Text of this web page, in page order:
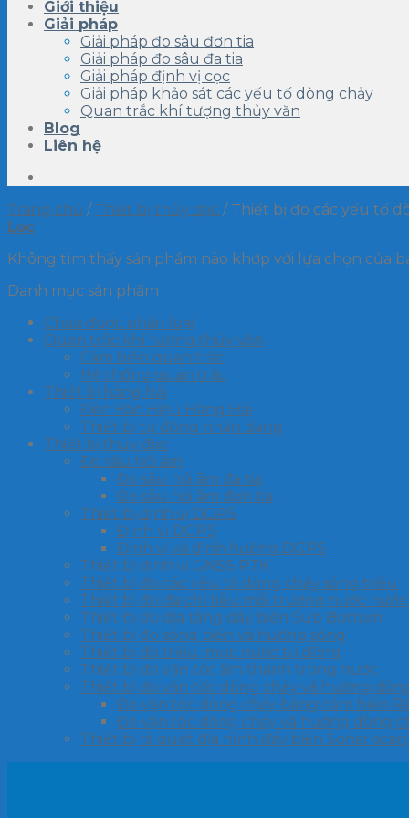
Giới thiệu
Giải pháp
Giải pháp đo sâu đơn tia
Giải pháp đo sâu đa tia
Giải pháp định vị cọc
Giải pháp khảo sát các yếu tố dòng chảy
Quan trắc khí tượng thủy văn
Blog
Liên hệ
Trang chủ / Thiết bị thủy đạc /Thiết bị đo các yếu tố
Lọc
Không tìm thấy sản phẩm nào khớp với lựa chọn của
Danh mục sản phẩm
Chưa được phân loại
Quan trắc khí tượng thủy văn
Cảm biến quan trắc
Hệ thống quan trắc
Thiết bị hàng hải
Đèn Báo Hiệu Hàng Hải
Thiết bị tự động nhận dạng
Thiết bị thủy đạc
Đo sâu hồi âm
Đo sâu hồi âm đa tia
Đo sâu hồi âm đơn tia
Thiết bị định vị DGPS
ĐỊnh vị DGPS
Định vị và định hướng DGPS
Thiết bị định vị GNSS RTK
Thiết bị đo các yếu tố dòng chảy sóng triều
Thiết bị đo đa chỉ tiêu môi trường nước nước
Thiết bị đo địa tầng đáy biển Sub Bottom
Thiết bị đo sóng biển và hướng sóng
Thiết bị đo triều, mực nước tự động
Thiết bị đo vận tốc âm thanh trong nước
Thiết bị đo vận tốc dòng chảy và hướng
Đo vận tốc dòng chảy bằng cảm biến
Đo vận tốc dòng chảy và hướng dòng
Thiết bị rà quét địa hình đáy biển Sonar scan